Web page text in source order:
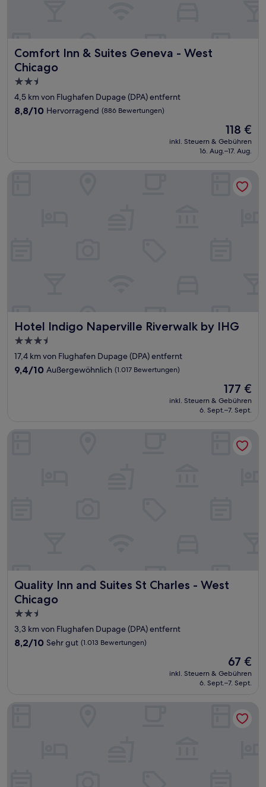
Comfort Inn & Suites Geneva - West
Chicago
Comfort Inn & Suites Geneva - West Chicago
2.5-
Sterne-
Unterkunft
4,5 km von Flughafen Dupage (DPA) entfernt
8.8
8,8/10 Hervorragend (886 Bewertungen)
Der
Preis
beträgt
118 €
inkl. Steuern & Gebühren
16. Aug.–17. Aug.
Hotel Indigo Naperville Riverwalk by IHG
Hotel Indigo Naperville Riverwalk by IHG
3.5-
Sterne-
Unterkunft
17,4 km von Flughafen Dupage (DPA) entfernt
9.4
9,4/10 Außergewöhnlich (1.017 Bewertungen)
Der
Preis
beträgt
177 €
inkl. Steuern & Gebühren
6. Sept.–7. Sept.
Quality Inn and Suites St Charles - West
Chicago
Quality Inn and Suites St Charles - West Chicago
2.5-
Sterne-
Unterkunft
3,3 km von Flughafen Dupage (DPA) entfernt
8.2
Bewertungen)
8,2/10 Sehr gut (1.013 Bewertungen)
Der
Preis
beträgt
67 €
inkl. Steuern & Gebühren
6. Sept.–7. Sept.
Quality Inn and Suites St Charles - West Chicago